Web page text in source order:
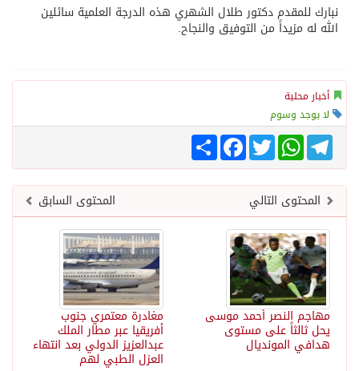
نبارك للمقدم دكتور طلال الشهري هذه الدرجة العلمية سائلين
الله له مزيداً من التوفيق والنجاح.
أخبار محلية
لا يوجد وسوم
انشر
FacebookTwitter
WhatsAppTelegram
المحتوى السابق المحتوى التالي
مغادرة معتمري جنوب
أفريقيا عبر مطار الملك
عبدالعزيز الدولي بعد انتهاء
العزل الطبي لهم
مهاجم النصر أحمد موسى
يحل ثالثاً على مستوى
هدافي المونديال